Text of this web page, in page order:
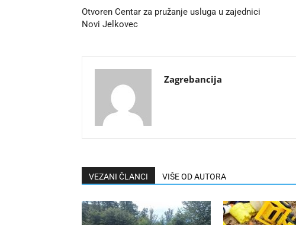
Otvoren Centar za pružanje usluga u zajednici
Novi Jelkovec
Zagrebancija
VEZANI ČLANCI VIŠE OD AUTORA